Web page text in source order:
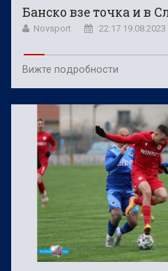
Банско взе точка и в
Novsport 22:17 19.08.2023
Вижте подробности